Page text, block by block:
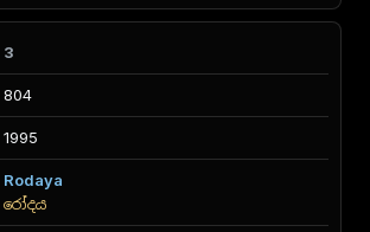
3
804
1995
Rodaya
රෝදය